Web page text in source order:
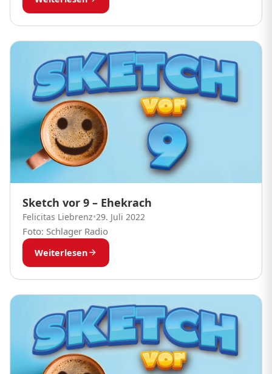
Sketch vor 9 – Ehekrach
Felicitas Liebrenz•29. Juli 2022
Foto: Schlager Radio
Weiterlesen